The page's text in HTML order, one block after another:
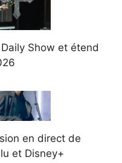
Show et étend
en direct de
et Disney+